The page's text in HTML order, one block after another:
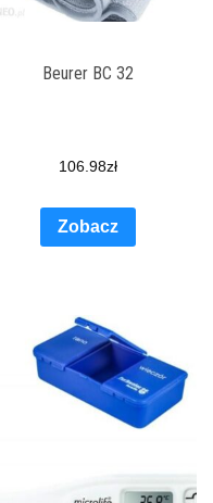
Beurer BC 32
106.98zł
Zobacz